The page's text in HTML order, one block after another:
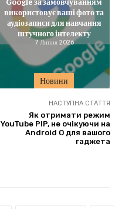
Новини
використовує ваші фото та
аудіозаписи для навчання
штучного інтелекту
7 Липня 2026
НАСТУПНА СТАТТЯ
Як отримати режим
YouTube PIP, не очікуючи на
Android O для вашого
гаджета